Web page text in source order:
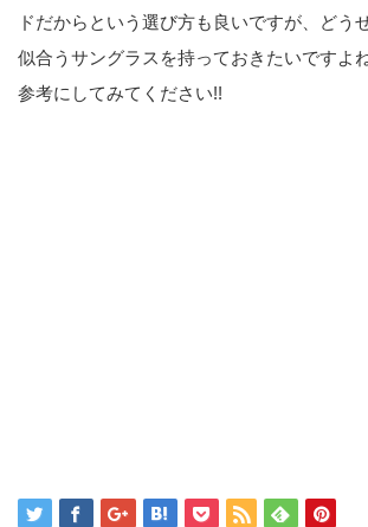
ドだからという選び方も良いですが、どう
似合うサングラスを持っておきたいですよ
参考にしてみてください!!